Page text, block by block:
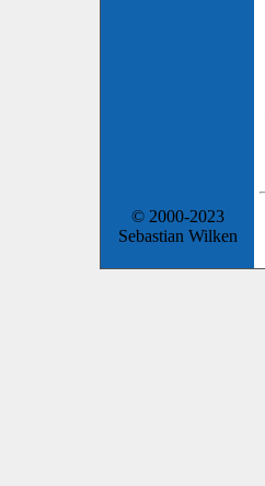
© 2000-2023
Sebastian Wilken